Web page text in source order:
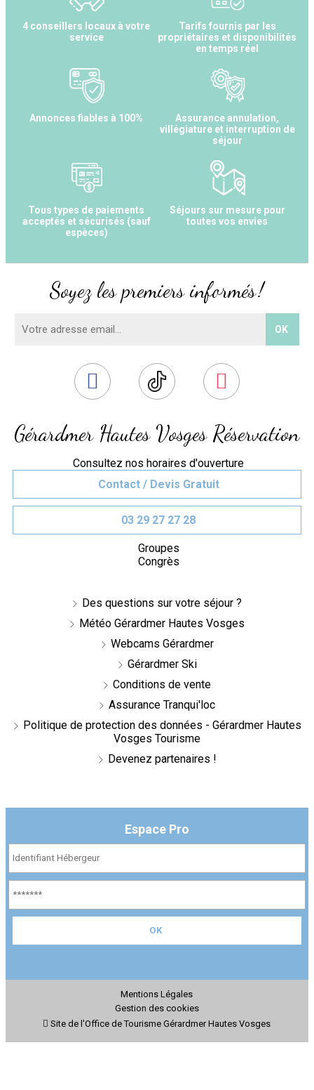
4 conseillers locaux à votre
service
Tarifs fournis par les
propriétaires et disponibilités
en temps réel
Annonces fiables à 100%
Assurance annulation,
villégiature et interruption de
séjour
Tous types de paiements
acceptés et sécurisés (sauf
espèces)
Séjours sur mesure pour
toutes vos envies
Gérardmer Hautes Vosges Réservation
Consultez nos horaires d'ouverture
Contact / Devis Gratuit
03 29 27 27 28
Groupes
Congrès
Des questions sur votre séjour ?
Météo Gérardmer Hautes Vosges
Webcams Gérardmer
Gérardmer Ski
Conditions de vente
Assurance Tranqui'loc
Politique de protection des données - Gérardmer Hautes
Vosges Tourisme
Devenez partenaires !
Soyez les premiers informés !
Espace Pro
Mentions Légales
Gestion des cookies
Site de l'Office de Tourisme Gérardmer Hautes Vosges